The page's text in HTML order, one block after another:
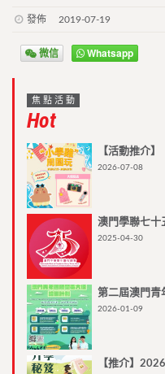
發佈 2019-07-19
微信 Whatsapp
焦點活動
Hot
【活動推介
2026-07-08
澳門學聯七十
2025-04-30
第二屆澳門青
2026-01-09
【推介】